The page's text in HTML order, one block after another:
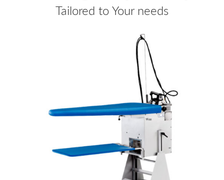
Tailored to Your needs